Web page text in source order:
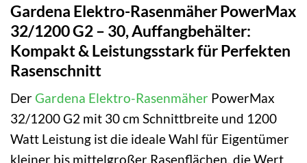
Gardena Elektro-Rasenmäher PowerMax
32/1200 G2 – 30, Auffangbehälter:
Kompakt & Leistungsstark für Perfekten
Rasenschnitt
Der Gardena Elektro-Rasenmäher PowerMax
32/1200 G2 mit 30 cm Schnittbreite und 1200
Watt Leistung ist die ideale Wahl für Eigentümer
kleiner bis mittelgroßer Rasenflächen, die Wert